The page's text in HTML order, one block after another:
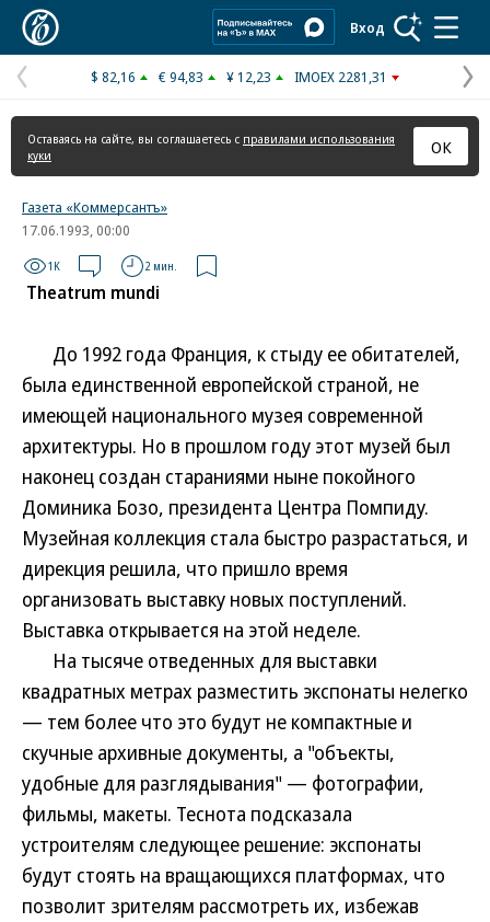
Вход
Предыдущая
страница
$ 82,16 € 94,83 ¥ 12,23 IMOEX 2281,31
Оставаясь на сайте, вы соглашаетесь с правилами использования
куки
ОК
Газета «Коммерсантъ»
17.06.1993, 00:00
1K 2 мин.
Theatrum mundi
До 1992 года Франция, к стыду ее обитателей,
была единственной европейской страной, не
имеющей национального музея современной
архитектуры. Но в прошлом году этот музей был
наконец создан стараниями ныне покойного
Доминика Бозо, президента Центра Помпиду.
Музейная коллекция стала быстро разрастаться, и
дирекция решила, что пришло время
организовать выставку новых поступлений.
Выставка открывается на этой неделе.
На тысяче отведенных для выставки
квадратных метрах разместить экспонаты нелегко
— тем более что это будут не компактные и
скучные архивные документы, а "объекты,
удобные для разглядывания" — фотографии,
фильмы, макеты. Теснота подсказала
устроителям следующее решение: экспонаты
будут стоять на вращающихся платформах, что
позволит зрителям рассмотреть их, избежав